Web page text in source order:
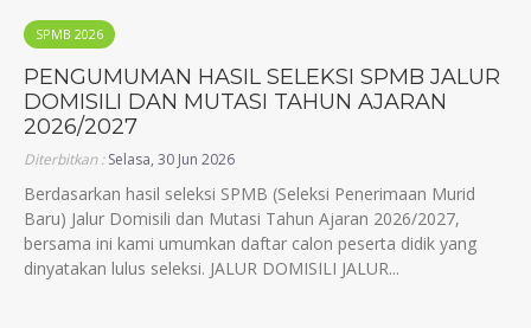
SPMB 2026
PENGUMUMAN HASIL SELEKSI SPMB JALUR
DOMISILI DAN MUTASI TAHUN AJARAN
2026/2027
Diterbitkan :Selasa, 30 Jun 2026
Berdasarkan hasil seleksi SPMB (Seleksi Penerimaan Murid
Baru) Jalur Domisili dan Mutasi Tahun Ajaran 2026/2027,
bersama ini kami umumkan daftar calon peserta didik yang
dinyatakan lulus seleksi. JALUR DOMISILI JALUR...